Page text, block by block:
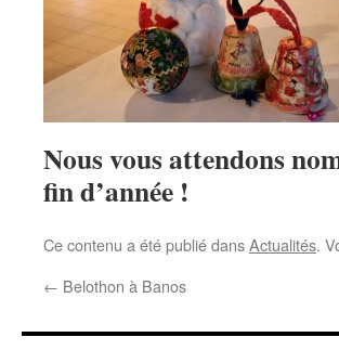
Nous vous attendons
fin d’année !
Ce contenu a été publié dansActualités.
← Belothon à Banos